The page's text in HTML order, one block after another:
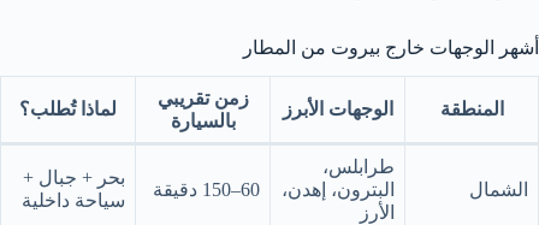
أشهر الوجهات خارج بيروت من المطار
المنطقة الوجهات الأبرز
زمن تقريبي
بالسيارة
لماذا تُطلب؟
الشمال
طرابلس،
البترون، إهدن،
الأرز
60–150 دقيقة
بحر + جبال +
سياحة داخلية